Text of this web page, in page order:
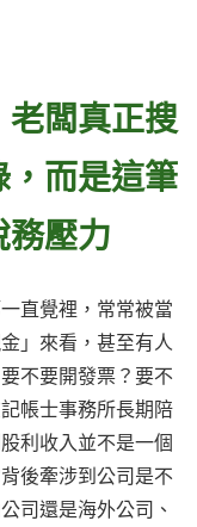
闆真正搜
而是這筆
壓力
直覺裡，常常被當
」來看，甚至有人
不要開發票？要不
帳士事務所長期陪
利收入並不是一個
後牽涉到公司是不
司還是海外公司、